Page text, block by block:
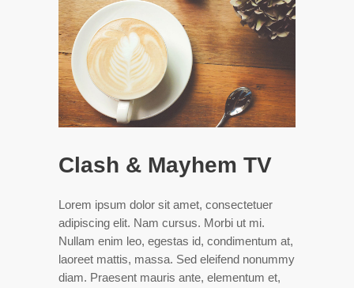
Clash & Mayhem TV
Lorem ipsum dolor sit amet, consectetuer
adipiscing elit. Nam cursus. Morbi ut mi.
Nullam enim leo, egestas id, condimentum at,
laoreet mattis, massa. Sed eleifend nonummy
diam. Praesent mauris ante, elementum et,